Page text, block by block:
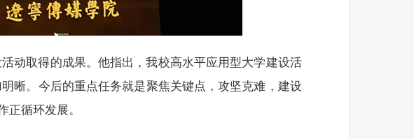
动取得的成果。他指出，我校高水平应用型大学建设活
晰。今后的重点任务就是聚焦关键点，攻坚克难，建设
正循环发展。